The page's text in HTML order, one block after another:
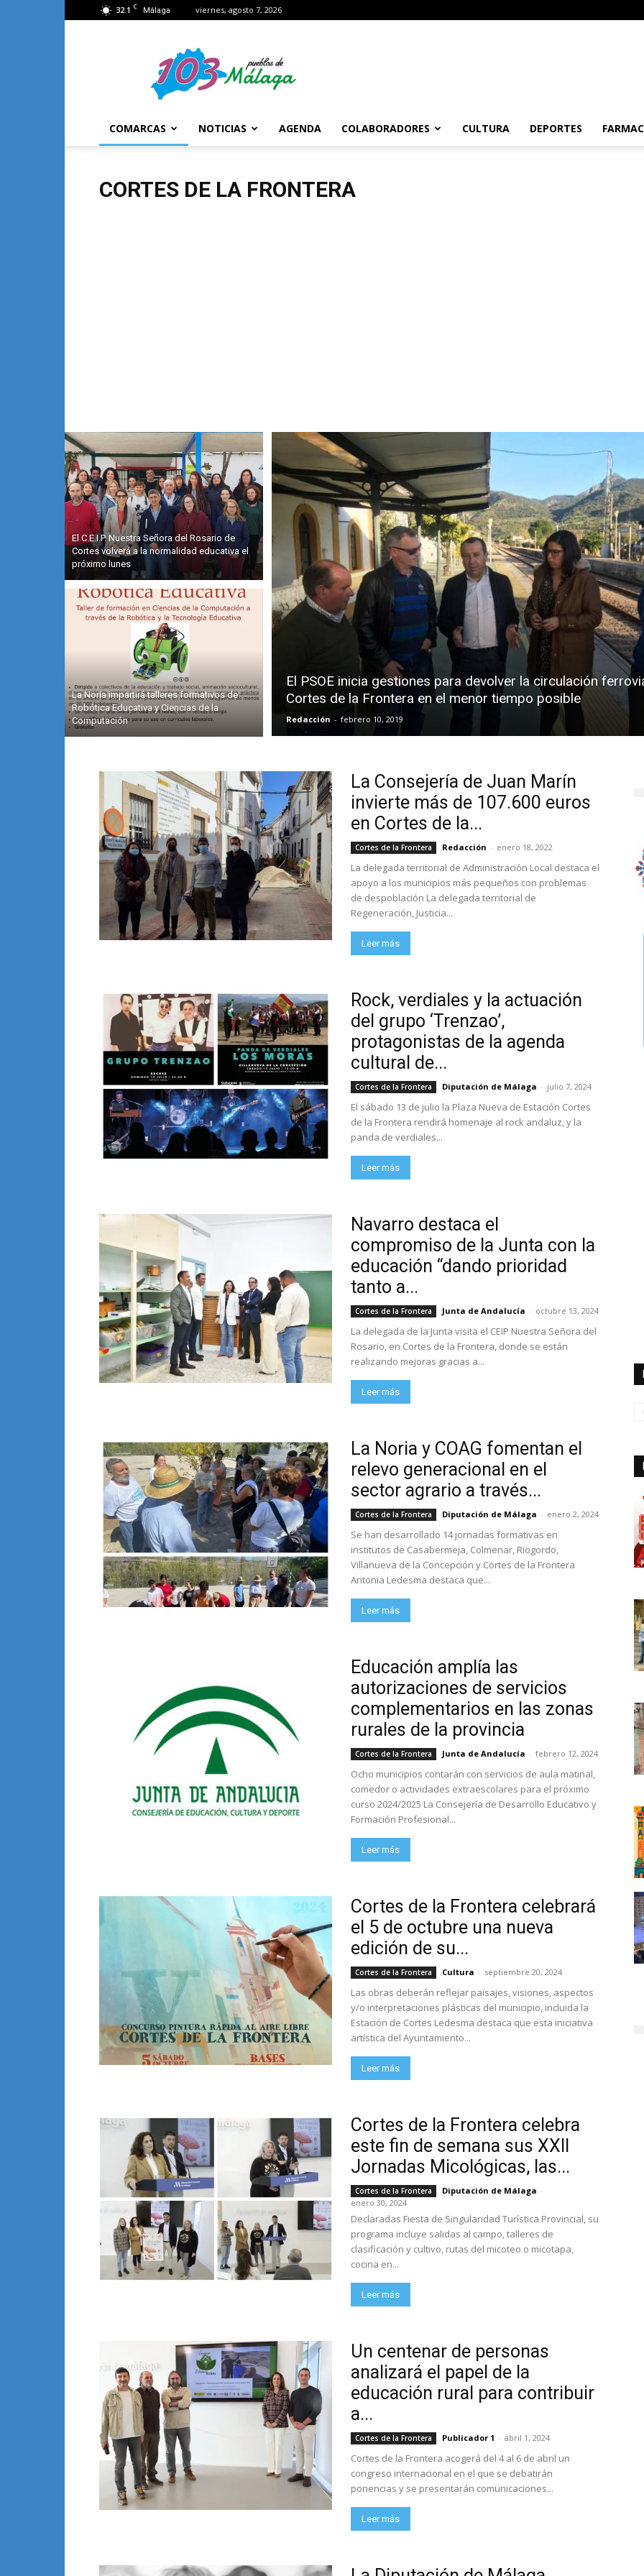
32.1 C Málaga viernes, agosto 7, 2026
Málaga
COMARCAS NOTICIAS AGENDA COLABORADORES CULTURA DEPORTES
CORTES DE LA FRONTERA
El C.E.I.P. Nuestra Señora del Rosario de
Cortes volverá a la normalidad educativa el
próximo lunes
La Noria impartirá talleres formativos de
Robótica Educativa y Ciencias de la
Computación
El PSOE inicia gestiones para devolver la circulación
Cortes de la Frontera en el menor tiempo posible
Redacción - febrero 10, 2019
La Consejería de Juan Marín
invierte más de 107.600 euros
en Cortes de la...
Cortes de la Frontera Redacción - enero 18, 2022
La delegada territorial de Administración Local destaca el
apoyo a los municipios más pequeños con problemas
de despoblación La delegada territorial de
Regeneración, Justicia...
Leer más
Rock, verdiales y la actuación
del grupo ‘Trenzao’,
protagonistas de la agenda
cultural de...
Cortes de la Frontera Diputación de Málaga - julio 7, 2024
El sábado 13 de julio la Plaza Nueva de Estación Cortes
de la Frontera rendirá homenaje al rock andaluz, y la
panda de verdiales...
Leer más
Navarro destaca el
compromiso de la Junta con la
educación “dando prioridad
tanto a...
Cortes de la Frontera Junta de Andalucía - octubre 13, 2024
La delegada de la Junta visita el CEIP Nuestra Señora del
Rosario, en Cortes de la Frontera, donde se están
realizando mejoras gracias a...
Leer más
La Noria y COAG fomentan el
relevo generacional en el
sector agrario a través...
Cortes de la Frontera Diputación de Málaga - enero 2, 2024
Se han desarrollado 14 jornadas formativas en
institutos de Casabermeja, Colmenar, Riogordo,
Villanueva de la Concepción y Cortes de la Frontera
Antonia Ledesma destaca que...
Leer más
Educación amplía las
autorizaciones de servicios
complementarios en las zonas
rurales de la provincia
Cortes de la Frontera Junta de Andalucía - febrero 12, 2024
Ocho municipios contarán con servicios de aula matinal,
comedor o actividades extraescolares para el próximo
curso 2024/2025 La Consejería de Desarrollo Educativo y
Formación Profesional...
Leer más
Cortes de la Frontera celebrará
el 5 de octubre una nueva
edición de su...
Cortes de la Frontera Cultura - septiembre 20, 2024
Las obras deberán reflejar paisajes, visiones, aspectos
y/o interpretaciones plásticas del municipio, incluida la
Estación de Cortes Ledesma destaca que esta iniciativa
artística del Ayuntamiento...
Leer más
Cortes de la Frontera celebra
este fin de semana sus XXII
Jornadas Micológicas, las...
Cortes de la Frontera Diputación de Málaga -
enero 30, 2024
Declaradas Fiesta de Singularidad Turística Provincial, su
programa incluye salidas al campo, talleres de
clasificación y cultivo, rutas del micoteo o micotapa,
cocina en...
Leer más
Un centenar de personas
analizará el papel de la
educación rural para contribuir
a...
Cortes de la Frontera Publicador 1 - abril 1, 2024
Cortes de la Frontera acogerá del 4 al 6 de abril un
congreso internacional en el que se debatirán
ponencias y se presentarán comunicaciones...
Leer más